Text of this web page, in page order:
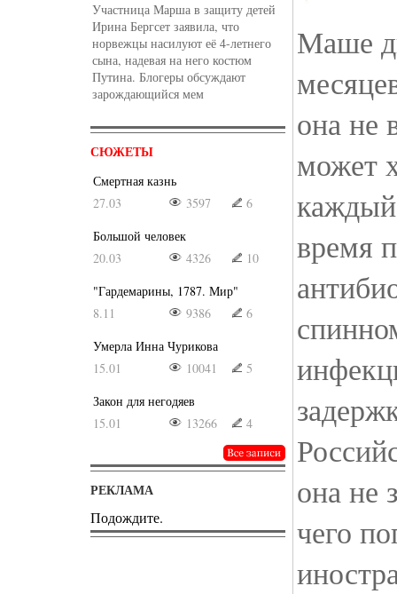
Участница Марша в защиту детей
Ирина Бергсет заявила, что
норвежцы насилуют её 4-летнего
сына, надевая на него костюм
Путина. Блогеры обсуждают
зарождающийся мем
СЮЖЕТЫ
Смертная казнь
27.03
3597
6
Большой человек
20.03
4326
10
"Гардемарины, 1787. Мир"
8.11
9386
6
Умерла Инна Чурикова
15.01
10041
5
Закон для негодяев
15.01
13266 4
РЕКЛАМА
Подождите.
Маше
она не
может
время
она не
чего